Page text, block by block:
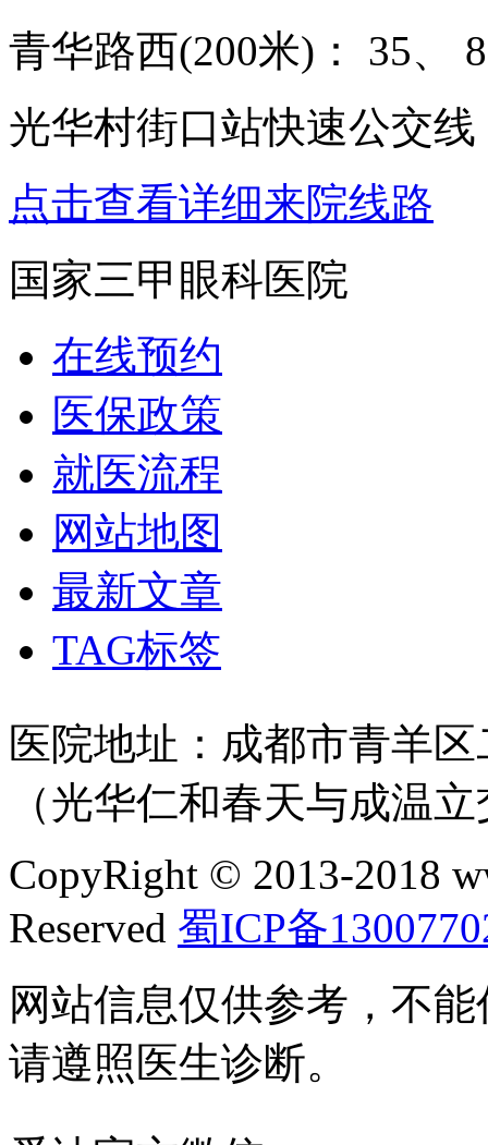
青华路西(200米)： 35、
光华村街口站快速公交线
点击查看详细来院线路
国家三甲眼科医院
在线预约
医保政策
就医流程
网站地图
最新文章
TAG标签
医院地址：成都市青羊
（光华仁和春天与成温
CopyRight © 2013-2018
Reserved 蜀ICP备
网站信息仅供参考，不
请遵照医生诊断。